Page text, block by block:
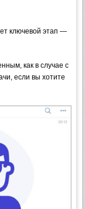
ключевой этап —
как в случае с
если вы хотите